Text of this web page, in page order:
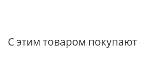
С этим товаром покупают